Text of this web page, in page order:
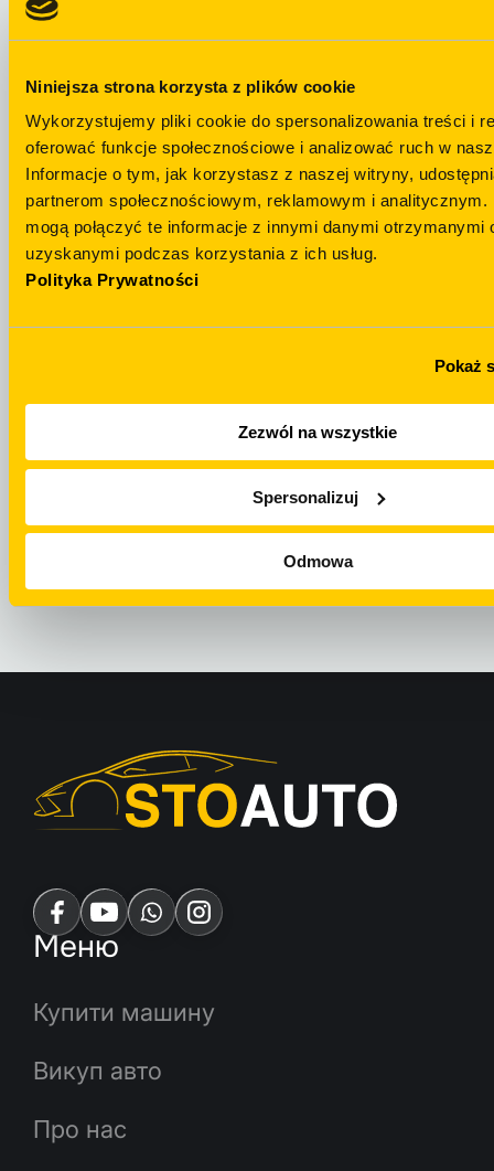
Niniejsza strona korzysta z plików cookie
Wykorzystujemy pliki cookie do spersonalizowania treści i
oferować funkcje społecznościowe i analizować ruch w
Informacje o tym, jak korzystasz z naszej witryny,
partnerom społecznościowym, reklamowym i analitycznym.
mogą połączyć te informacje z innymi danymi otrzymanymi
uzyskanymi podczas korzystania z ich usług.
Polityka Prywatności
Pokaż
Zezwól na wszystkie
Spersonalizuj
Odmowa
Залишились
питання?
+48 694 439 888
Telegram
НАПИСАТИ
WhatsApp
WHATSAPP
Email
ВІДПРАВИТИ
Меню
Купити машину
Викуп авто
Про нас